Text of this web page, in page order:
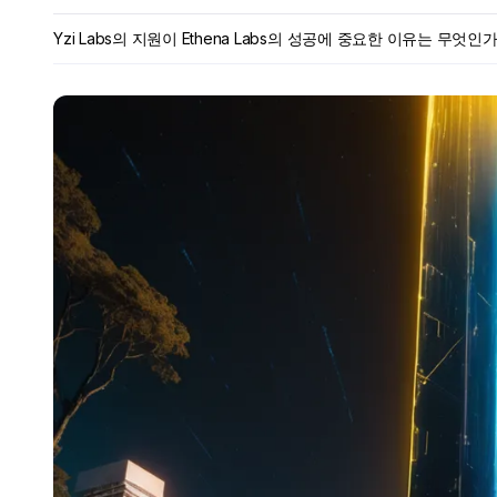
Yzi Labs의 지원이 Ethena Labs의 성공에 중요한 이유는 무엇인